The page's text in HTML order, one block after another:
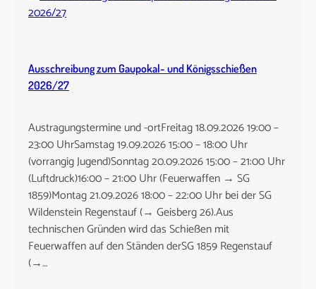
Ausschreibung zum Gaupokal- und Königsschießen
2026/27
Austragungstermine und -ortFreitag 18.09.2026 19:00 –
23:00 UhrSamstag 19.09.2026 15:00 – 18:00 Uhr
(vorrangig Jugend)Sonntag 20.09.2026 15:00 – 21:00 Uhr
(Luftdruck)16:00 – 21:00 Uhr (Feuerwaffen → SG
1859)Montag 21.09.2026 18:00 – 22:00 Uhr bei der SG
Wildenstein Regenstauf (→ Geisberg 26).Aus
technischen Gründen wird das Schießen mit
Feuerwaffen auf den Ständen derSG 1859 Regenstauf
(→…